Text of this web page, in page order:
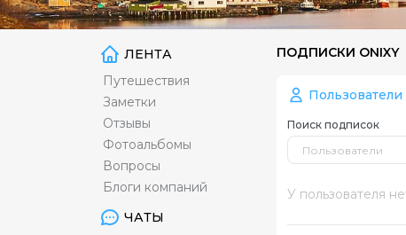
ЛЕНТА
Путешествия
Заметки
Отзывы
Фотоальбомы
Вопросы
Блоги компаний
ЧАТЫ
ПОДПИСКИ ONIXY
Пользователи
Поиск подписок
У пользователя